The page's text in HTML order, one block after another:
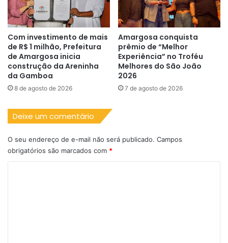
Com investimento de mais
de R$ 1 milhão, Prefeitura
de Amargosa inicia
construção da Areninha
da Gamboa
8 de agosto de 2026
Amargosa conquista
prêmio de “Melhor
Experiência” no Troféu
Melhores do São João
2026
7 de agosto de 2026
Deixe um comentário
O seu endereço de e-mail não será publicado. Campos
obrigatórios são marcados com *